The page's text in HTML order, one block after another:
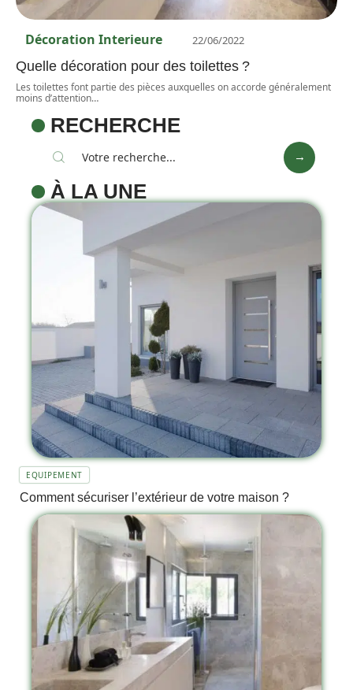
Décoration Interieure 22/06/2022
Quelle décoration pour des toilettes ?
Les toilettes font partie des pièces auxquelles on accorde généralement
moins d’attention…
RECHERCHE
À LA UNE
EQUIPEMENT
Comment sécuriser l’extérieur de votre maison ?